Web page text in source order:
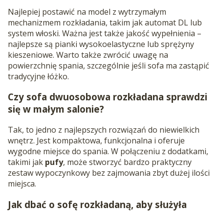
Najlepiej postawić na model z wytrzymałym
mechanizmem rozkładania, takim jak automat DL lub
system włoski. Ważna jest także jakość wypełnienia –
najlepsze są pianki wysokoelastyczne lub sprężyny
kieszeniowe. Warto także zwrócić uwagę na
powierzchnię spania, szczególnie jeśli sofa ma zastąpić
tradycyjne łóżko.
Czy sofa dwuosobowa rozkładana sprawdzi
się w małym salonie?
Tak, to jedno z najlepszych rozwiązań do niewielkich
wnętrz. Jest kompaktowa, funkcjonalna i oferuje
wygodne miejsce do spania. W połączeniu z dodatkami,
takimi jak pufy, może stworzyć bardzo praktyczny
zestaw wypoczynkowy bez zajmowania zbyt dużej ilości
miejsca.
Jak dbać o sofę rozkładaną, aby służyła